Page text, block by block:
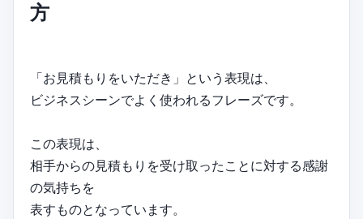
方
「お見積もりをいただき」という表現は、
ビジネスシーンでよく使われるフレーズです。
この表現は、
相手からの見積もりを受け取ったことに対する感謝
の気持ちを
表すものとなっています。